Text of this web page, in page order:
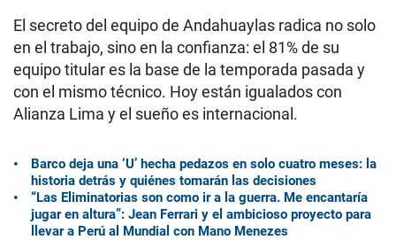
El secreto del equipo de Andahuaylas radica no solo
en el trabajo, sino en la confianza: el 81% de su
equipo titular es la base de la temporada pasada y
con el mismo técnico. Hoy están igualados con
Alianza Lima y el sueño es internacional.
Barco deja una ‘U’ hecha pedazos en solo cuatro meses: la
historia detrás y quiénes tomarán las decisiones
“Las Eliminatorias son como ir a la guerra. Me encantaría
jugar en altura”: Jean Ferrari y el ambicioso proyecto para
llevar a Perú al Mundial con Mano Menezes